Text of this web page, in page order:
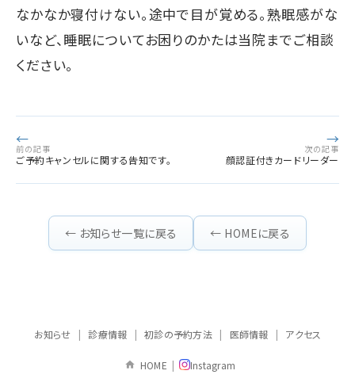
なかなか寝付けない。途中で目が覚める。熟眠感がな
いなど、睡眠についてお困りのかたは当院までご相談
ください。
←
前の記事
ご予約キャンセルに関する告知です。
→
次の記事
顔認証付きカードリーダー
← お知らせ一覧に戻る ← HOMEに戻る
お知らせ | 診療情報 | 初診の予約方法 | 医師情報 | アクセス
home HOME | Instagram